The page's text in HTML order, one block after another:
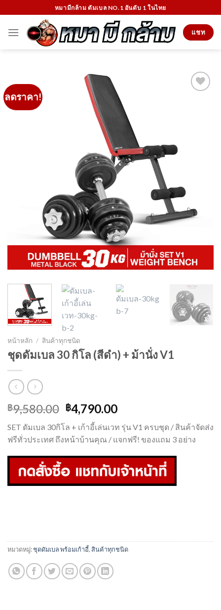
to
content
หมามีกล้าม ดัมเบล NO.1 อันดับ 1 ในไทย
แชท
ลดราคา!
หน้าหลัก / สินค้าทุกชนิด
ชุดดัมเบล 30 กิโล (สีดำ) + ม้านั่ง V1
฿9,580.00 Original
price
was:
฿9,580.00.
฿4,790.00Current
is:
฿4,790.00.
SET ดัมเบล 30กิโล + เก้าอี้เล่นเวท รุ่น V1 ครบชุด / สินค้าจัดส่ง
ฟรีทั่วประเทศ ถึงหน้าบ้านคุณ / แจกฟรี! ของแถม 3 อย่าง
หมวดหมู่:ชุดดัมเบล พร้อมเก้าอี้, สินค้าทุกชนิด